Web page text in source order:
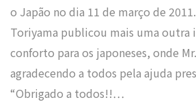
o Japão no dia 11 de março de
Toriyama publicou mais uma outra
conforto para os japoneses, onde
agradecendo a todos pela ajuda
“Obrigado a todos!!…